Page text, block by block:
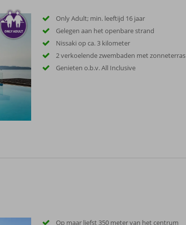
Only Adult; min. leeftijd 16 jaar
Gelegen aan het openbare strand
Nissaki op ca. 3 kilometer
2 verkoelende zwembaden met zonneterras
Genieten o.b.v. All Inclusive
Op maar liefst 350 meter van het centrum